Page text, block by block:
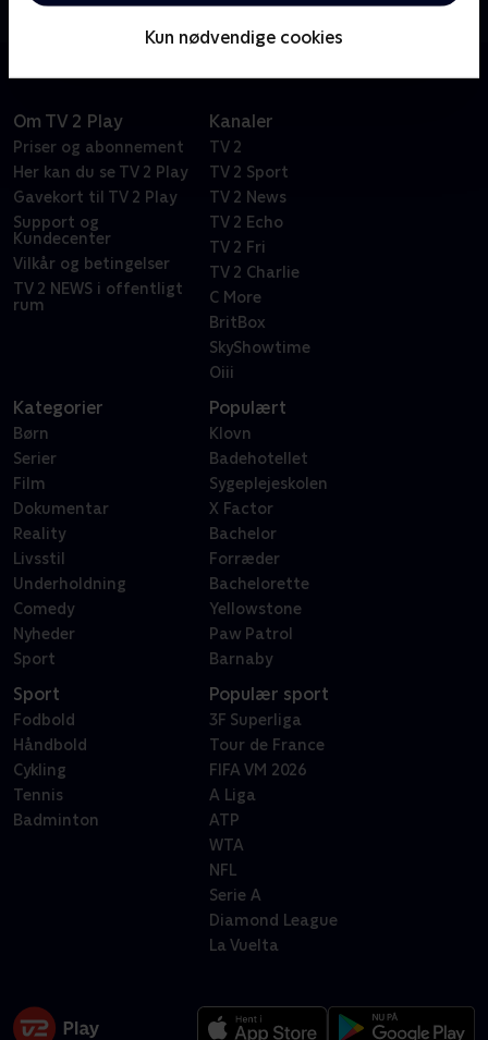
Kun nødvendige cookies
af, at for at redde hans verden skal de redde vores.
Om TV 2 Play
Priser og abonnement
Her kan du se TV 2 Play
Gavekort til TV 2 Play
Support og
Kundecenter
Vilkår og betingelser
TV 2 NEWS i offentligt
rum
Kanaler
TV 2
TV 2 Sport
TV 2 News
TV 2 Echo
TV 2 Fri
TV 2 Charlie
C More
BritBox
SkyShowtime
Oiii
Kategorier
Børn
Serier
Film
Dokumentar
Reality
Livsstil
Underholdning
Comedy
Nyheder
Sport
Populært
Klovn
Badehotellet
Sygeplejeskolen
X Factor
Bachelor
Forræder
Bachelorette
Yellowstone
Paw Patrol
Barnaby
Sport
Fodbold
Håndbold
Cykling
Tennis
Badminton
Populær sport
3F Superliga
Tour de France
FIFA VM 2026
A Liga
ATP
WTA
NFL
Serie A
Diamond League
La Vuelta